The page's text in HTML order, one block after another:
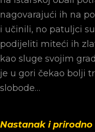
nagovarajući ih na
i učinili, no patuljci
podijeliti miteći ih
kao sluge svojim
je u gori čekao bolji
slobode…
Nastanak i prirodno